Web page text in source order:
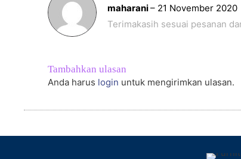
Dinilai5
dari 5
maharani– 21 November 2020
Terimakasih sesuai pesanan
Tambahkan ulasan
Anda harus login untuk mengirimkan ulasan.